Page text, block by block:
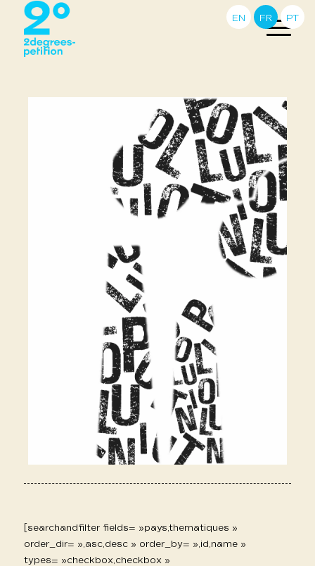
[searchandfilter fields= »pays,thematiques »
order_dir= »,asc,desc » order_by= »,id,name »
types= »checkbox,checkbox »
EN FR PT